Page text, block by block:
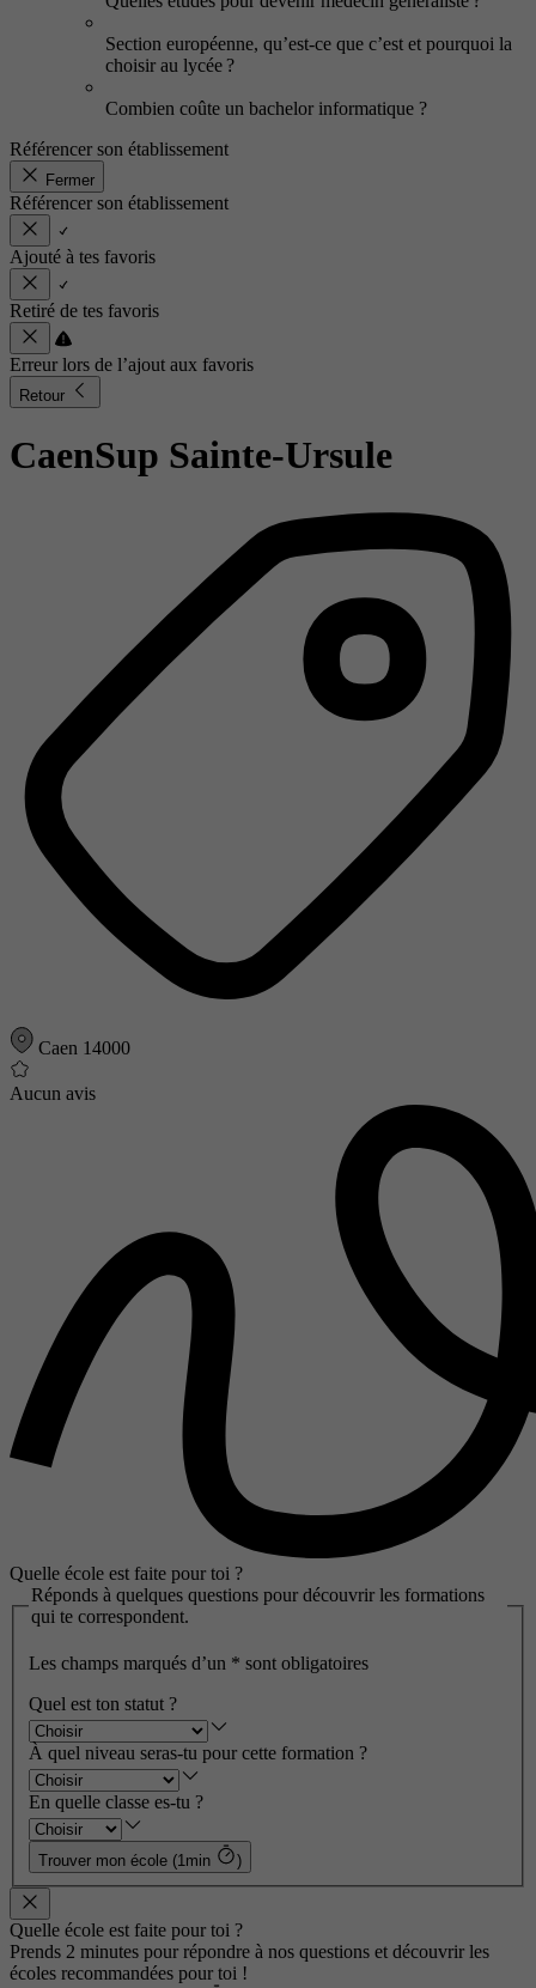
Section européenne, qu’est-ce que c’est et pourquoi la
choisir au lycée ?
Combien coûte un bachelor informatique ?
Référencer son établissement
Fermer
Référencer son établissement
Ajouté à tes favoris
Retiré de tes favoris
Erreur lors de l’ajout aux favoris
Retour
CaenSup Sainte-Ursule
Caen 14000
Aucun avis
Quelle école est faite pour toi ?
Réponds à quelques questions pour découvrir les formations
qui te correspondent.
Les champs marqués d’un * sont obligatoires
Quel est ton statut ?
À quel niveau seras-tu pour cette formation ?
En quelle classe es-tu ?
Trouver mon école (1min )
Quelle école est faite pour toi ?
Prends 2 minutes pour répondre à nos questions et découvrir les
écoles recommandées pour toi !